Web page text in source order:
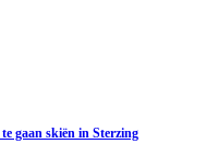
te gaan skiën in Sterzing